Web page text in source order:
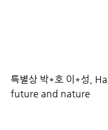
특별상 박*호 이*성,
future and nature